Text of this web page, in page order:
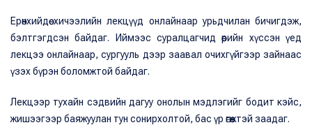
Ерөнхийдөө хичээлийн лекцүүд онлайнаар урьдчилан бичигдэж,
бэлтгэгдсэн байдаг. Иймээс суралцагчид өөрийн хүссэн үед
лекцээ онлайнаар, сургууль дээр заавал очихгүйгээр зайнаас
үзэх бүрэн боломжтой байдаг.
Лекцээр тухайн сэдвийн дагуу онолын мэдлэгийг бодит кэйс,
жишээгээр баяжуулан тун сонирхолтой, бас үр өгөөжтэй заадаг.